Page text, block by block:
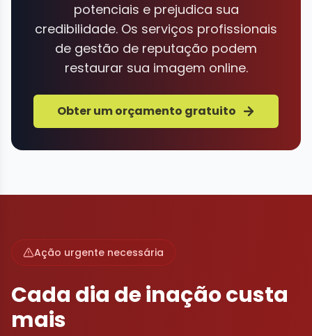
potenciais e prejudica sua
credibilidade. Os serviços profissionais
de gestão de reputação podem
restaurar sua imagem online.
Obter um orçamento gratuito
Ação urgente necessária
Cada dia de inação custa
mais